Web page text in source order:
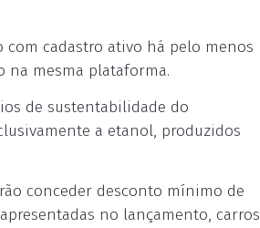
cadastro ativo há pelo menos
na mesma plataforma.
de sustentabilidade do
a etanol, produzidos
conceder desconto mínimo de
no lançamento, carros